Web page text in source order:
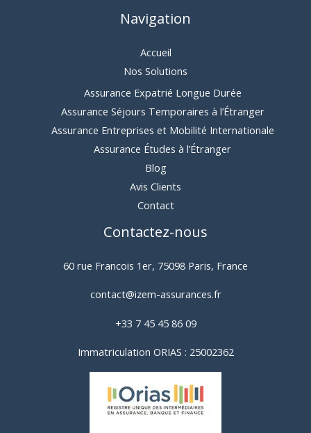
Navigation
Accueil
Nos Solutions
Assurance Expatrié Longue Durée
Assurance Séjours Temporaires à l’Étranger
Assurance Entreprises et Mobilité Internationale
Assurance Études à l’Étranger
Blog
Avis Clients
Contact
Contactez-nous
60 rue Francois 1er, 75098 Paris, France
contact@izem-assurances.fr
+33 7 45 45 86 09
Immatriculation ORIAS : 25002362